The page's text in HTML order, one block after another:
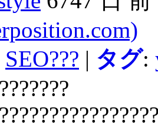
SEO??? | タグ: